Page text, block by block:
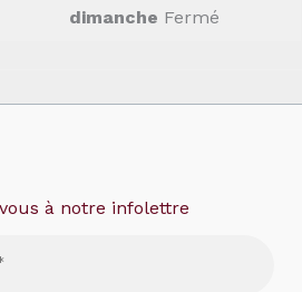
dimanche Fermé
à notre infolettre